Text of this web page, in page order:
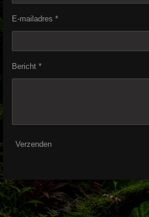
E-mailadres *
Bericht *
Verzenden